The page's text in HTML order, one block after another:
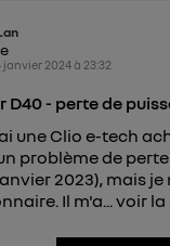
janvier 2024à 23:32
D40 - perte de
une Clio e-tech
problème de
2023), mais
Il m'a...voir la